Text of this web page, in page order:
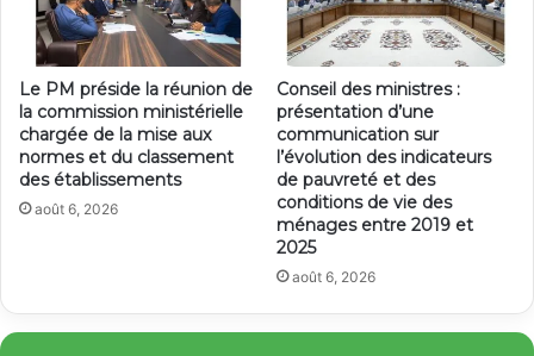
Le PM préside la réunion de
la commission ministérielle
chargée de la mise aux
normes et du classement
des établissements
août 6, 2026
Conseil des ministres :
présentation d’une
communication sur
l’évolution des indicateurs
de pauvreté et des
conditions de vie des
ménages entre 2019 et
2025
août 6, 2026